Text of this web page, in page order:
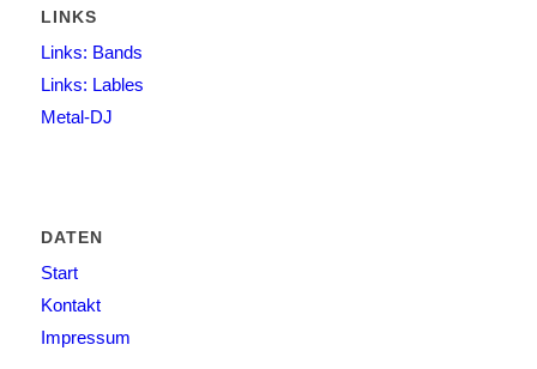
LINKS
Links: Bands
Links: Lables
Metal-DJ
DATEN
Start
Kontakt
Impressum